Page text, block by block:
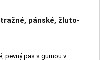
pánské, žluto-
pevný pas s gumou v